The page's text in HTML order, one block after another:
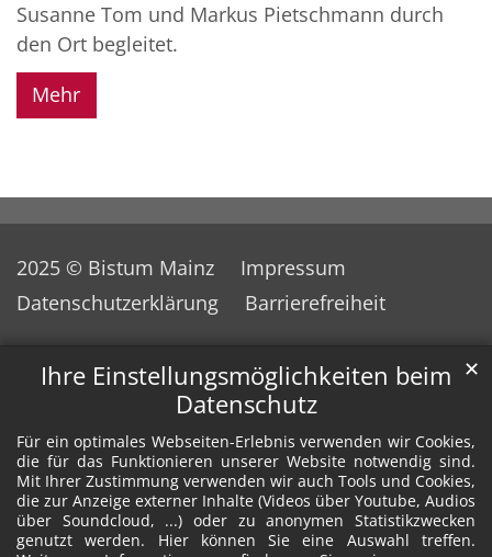
Ihre Einstellungsmöglichkeiten beim
Datenschutz
Für ein optimales Webseiten-Erlebnis verwenden wir Cookies,
die für das Funktionieren unserer Website notwendig sind.
Mit Ihrer Zustimmung verwenden wir auch Tools und Cookies,
die zur Anzeige externer Inhalte (Videos über Youtube, Audios
über Soundcloud, ...) oder zu anonymen Statistikzwecken
genutzt werden. Hier können Sie eine Auswahl treffen.
✕
Susanne Tom und Markus Pietschmann durch
den Ort begleitet.
Mehr
2025 © Bistum Mainz
Impressum
Datenschutzerklärung
Barrierefreiheit